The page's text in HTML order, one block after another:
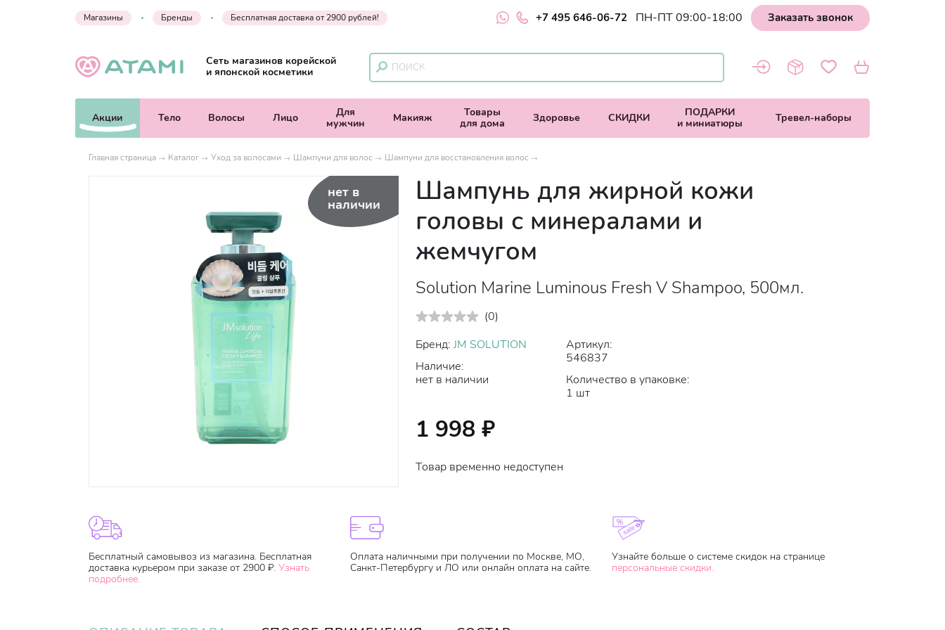
Магазины Бренды Бесплатная доставка от 2900 рублей! +7 495 646-06-72 ПН-ПТ 09:00-18:00 Заказать звонок
Сеть магазинов корейской
и японской косметики
Акции Тело Волосы Лицо
Для
мужчин
Макияж
Товары
для дома
Здоровье СКИДКИ
ПОДАРКИ
и миниатюры
Тревел-наборы
Главная страница Каталог Уход за волосами Шампуни для волос Шампуни для восстановления волос
нет в
наличии
Шампунь для жирной кожи
головы с минералами и
жемчугом
Solution Marine Luminous Fresh V Shampoo, 500мл.
(0)
Бренд: JM SOLUTION
Наличие:
нет в наличии
Артикул:
546837
Количество в упаковке:
1 шт
1 998 ₽
Товар временно недоступен
Бесплатный самовывоз из магазина. Бесплатная
доставка курьером при заказе от 2900 ₽. Узнать
подробнее.
Оплата наличными при получении по Москве, МО,
Санкт-Петербургу и ЛО или онлайн оплата на сайте.
Узнайте больше о системе скидок на странице
персональные скидки.